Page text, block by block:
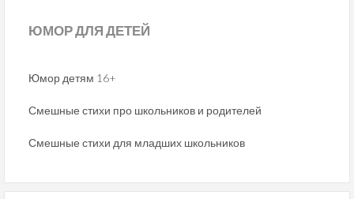
ЮМОРДЛЯ ДЕТЕЙ
Юмор детям 16+
Смешные стихи про школьников и родителей
Смешные стихи для младших школьников